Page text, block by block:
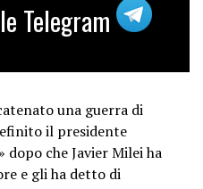
Telegram
una guerra di
il presidente
che Javier Milei ha
e gli ha detto di